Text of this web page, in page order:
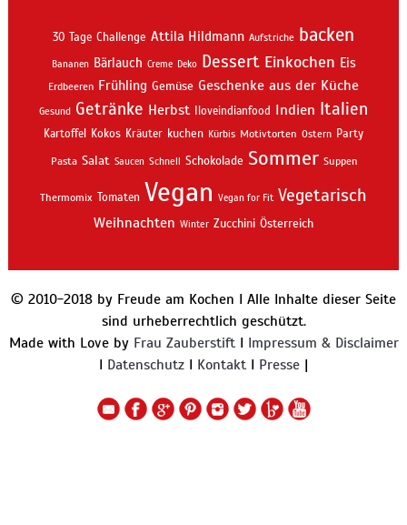
30 Tage Challenge Attila Hildmann Aufstriche backen
Bananen Bärlauch Creme Deko Dessert Einkochen Eis
Erdbeeren Frühling Gemüse Geschenke aus der Küche
Gesund Getränke Herbst Iloveindianfood Indien Italien
Kartoffel Kokos Kräuter kuchen Kürbis Motivtorten Ostern Party
Pasta Salat Saucen Schnell Schokolade Sommer Suppen
Thermomix Tomaten Vegan Vegan for Fit Vegetarisch
Weihnachten Winter Zucchini Österreich
© 2010-2018 by Freude am Kochen I Alle Inhalte dieser Seite
sind urheberrechtlich geschützt.
Made with Love by Frau ZauberstiftI Impressum & Disclaimer
I Datenschutz I KontaktI Presse |